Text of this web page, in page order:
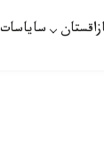
ساياسات